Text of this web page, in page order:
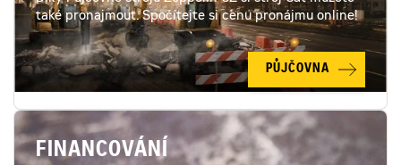
také pronajmout. Spočítejte si cenu pronájmu online!
PŮJČOVNA
FINANCOVÁNÍ